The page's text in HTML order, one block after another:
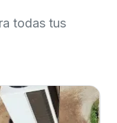
todas tus